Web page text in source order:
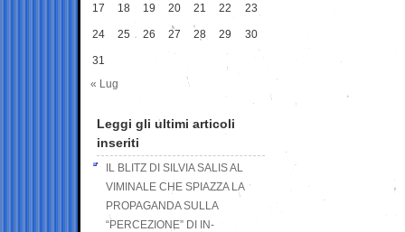
17 18 19 20 21 22 23
24 25 26 27 28 29 30
31
« Lug
Leggi gli ultimi articoli
inseriti
IL BLITZ DI SILVIA SALIS AL
VIMINALE CHE SPIAZZA LA
PROPAGANDA SULLA
“PERCEZIONE” DI IN-